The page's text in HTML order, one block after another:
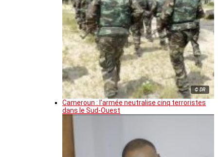
© DR
Cameroun : l’armée neutralise cinq terroristes
dans le Sud-Ouest